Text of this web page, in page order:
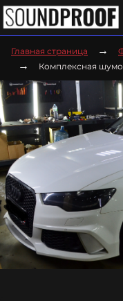
Главная страница →
→ Комплексная